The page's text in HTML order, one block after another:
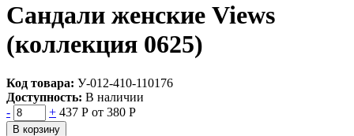
Сандали женские Views
(коллекция 0625)
Код товара: У-012-410-110176
Доступность: В наличии
-
+ 437 Р от 380 Р
В корзину